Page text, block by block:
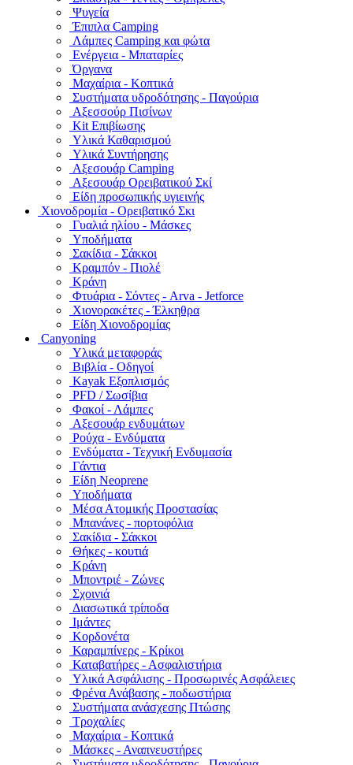
Ψυγεία
Έπιπλα Camping
Λάμπες Camping και φώτα
Ενέργεια - Μπαταρίες
Όργανα
Μαχαίρια - Κοπτικά
Συστήματα υδροδότησης - Παγούρια
Αξεσσούρ Πισίνων
Kit Επιβίωσης
Υλικά Καθαρισμού
Υλικά Συντήρησης
Αξεσουάρ Camping
Αξεσουάρ Ορειβατικού Σκί
Είδη προσωπικής υγιεινής
Χιονοδρομία - Ορειβατικό Σκι
Γυαλιά ηλίου - Μάσκες
Υποδήματα
Σακίδια - Σάκκοι
Κραμπόν - Πιολέ
Κράνη
Φτυάρια - Σόντες - Arva - Jetforce
Χιονορακέτες - Έλκηθρα
Είδη Χιονοδρομίας
Canyoning
Υλικά μεταφοράς
Βιβλία - Οδηγοί
Kayak Εξοπλισμός
PFD / Σωσίβια
Φακοί - Λάμπες
Αξεσουάρ ενδυμάτων
Ρούχα - Ενδύματα
Ενδύματα - Τεχνική Ενδυμασία
Γάντια
Είδη Neoprene
Υποδήματα
Μέσα Ατομικής Προστασίας
Μπανάνες - πορτοφόλια
Σακίδια - Σάκκοι
Θήκες - κουτιά
Κράνη
Μποντριέ - Ζώνες
Σχοινιά
Διασωτικά τρίποδα
Ιμάντες
Κορδονέτα
Καραμπίνερς - Κρίκοι
Καταβατήρες - Ασφαλιστήρια
Υλικά Ασφάλισης - Προσωρινές Ασφάλειες
Φρένα Ανάβασης - ποδωστήρια
Συστήματα ανάσχεσης Πτώσης
Τροχαλίες
Μαχαίρια - Κοπτικά
Μάσκες - Αναπνευστήρες